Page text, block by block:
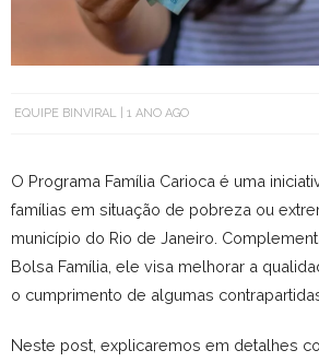
EQUIPE BINVIRAL 1 ANO AGO
O Programa Família Carioca é uma
famílias em situação de pobreza ou
município do Rio de Janeiro.
Bolsa Família, ele visa melhorar a
o cumprimento de algumas
Neste post, explicaremos em detalhes